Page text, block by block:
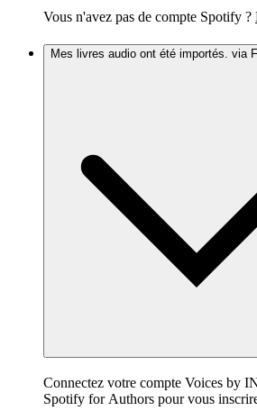
Vous n'avez pas de compte Spotify ?
Mes livres audio ont été importés. via
Connectez votre compte Voices by
Spotify for Authors pour vous